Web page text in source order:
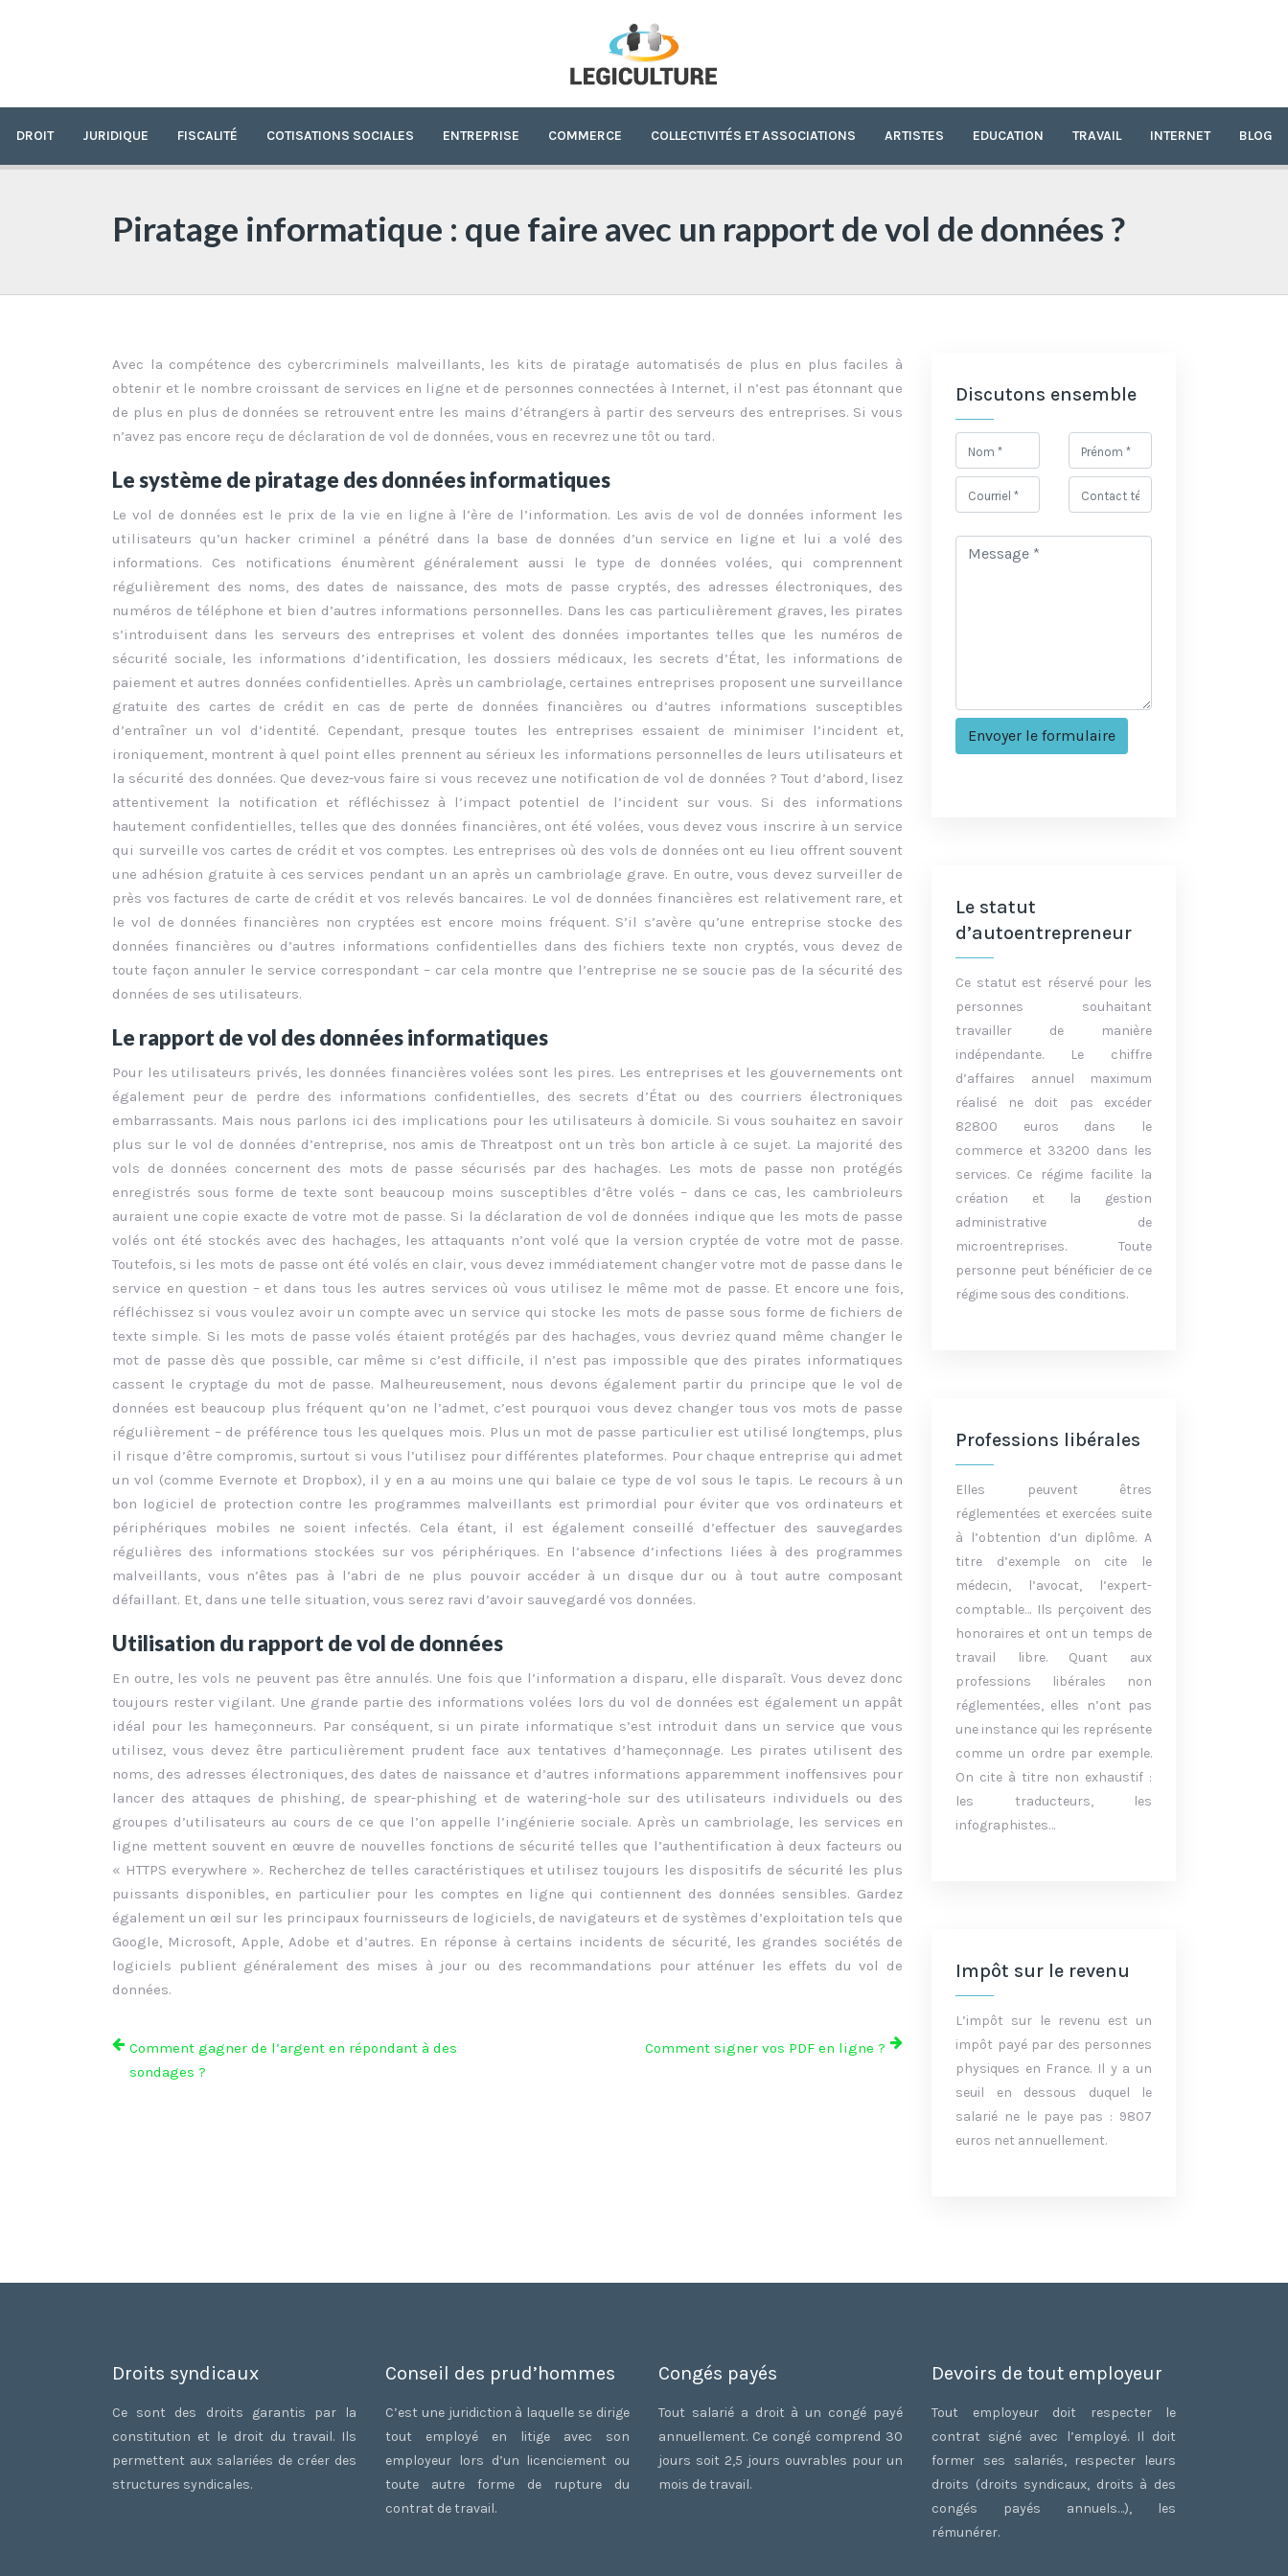
DROIT JURIDIQUE FISCALITÉ COTISATIONS SOCIALES ENTREPRISE COMMERCE COLLECTIVITÉS ET ASSOCIATIONS ARTISTES EDUCATION TRAVAIL INTERNET BLOG
Piratage informatique : que faire avec un rapport de vol de données ?
Avec la compétence des cybercriminels malveillants, les kits de piratage automatisés de plus en plus faciles à
obtenir et le nombre croissant de services en ligne et de personnes connectées à Internet, il n’est pas étonnant que
de plus en plus de données se retrouvent entre les mains d’étrangers à partir des serveurs des entreprises. Si vous
n’avez pas encore reçu de déclaration de vol de données, vous en recevrez une tôt ou tard.
Le système de piratage des données informatiques
Le vol de données est le prix de la vie en ligne à l’ère de l’information. Les avis de vol de données informent les
utilisateurs qu’un hacker criminel a pénétré dans la base de données d’un service en ligne et lui a volé des
informations. Ces notifications énumèrent généralement aussi le type de données volées, qui comprennent
régulièrement des noms, des dates de naissance, des mots de passe cryptés, des adresses électroniques, des
numéros de téléphone et bien d’autres informations personnelles. Dans les cas particulièrement graves, les pirates
s’introduisent dans les serveurs des entreprises et volent des données importantes telles que les numéros de
sécurité sociale, les informations d’identification, les dossiers médicaux, les secrets d’État, les informations de
paiement et autres données confidentielles. Après un cambriolage, certaines entreprises proposent une surveillance
gratuite des cartes de crédit en cas de perte de données financières ou d’autres informations susceptibles
d’entraîner un vol d’identité. Cependant, presque toutes les entreprises essaient de minimiser l’incident et,
ironiquement, montrent à quel point elles prennent au sérieux les informations personnelles de leurs utilisateurs et
la sécurité des données. Que devez-vous faire si vous recevez une notification de vol de données ? Tout d’abord, lisez
attentivement la notification et réfléchissez à l’impact potentiel de l’incident sur vous. Si des informations
hautement confidentielles, telles que des données financières, ont été volées, vous devez vous inscrire à un service
qui surveille vos cartes de crédit et vos comptes. Les entreprises où des vols de données ont eu lieu offrent souvent
une adhésion gratuite à ces services pendant un an après un cambriolage grave. En outre, vous devez surveiller de
près vos factures de carte de crédit et vos relevés bancaires. Le vol de données financières est relativement rare, et
le vol de données financières non cryptées est encore moins fréquent. S’il s’avère qu’une entreprise stocke des
données financières ou d’autres informations confidentielles dans des fichiers texte non cryptés, vous devez de
toute façon annuler le service correspondant – car cela montre que l’entreprise ne se soucie pas de la sécurité des
données de ses utilisateurs.
Le rapport de vol des données informatiques
Pour les utilisateurs privés, les données financières volées sont les pires. Les entreprises et les gouvernements ont
également peur de perdre des informations confidentielles, des secrets d’État ou des courriers électroniques
embarrassants. Mais nous parlons ici des implications pour les utilisateurs à domicile. Si vous souhaitez en savoir
plus sur le vol de données d’entreprise, nos amis de Threatpost ont un très bon article à ce sujet. La majorité des
vols de données concernent des mots de passe sécurisés par des hachages. Les mots de passe non protégés
enregistrés sous forme de texte sont beaucoup moins susceptibles d’être volés – dans ce cas, les cambrioleurs
auraient une copie exacte de votre mot de passe. Si la déclaration de vol de données indique que les mots de passe
volés ont été stockés avec des hachages, les attaquants n’ont volé que la version cryptée de votre mot de passe.
Toutefois, si les mots de passe ont été volés en clair, vous devez immédiatement changer votre mot de passe dans le
service en question – et dans tous les autres services où vous utilisez le même mot de passe. Et encore une fois,
réfléchissez si vous voulez avoir un compte avec un service qui stocke les mots de passe sous forme de fichiers de
texte simple. Si les mots de passe volés étaient protégés par des hachages, vous devriez quand même changer le
mot de passe dès que possible, car même si c’est difficile, il n’est pas impossible que des pirates informatiques
cassent le cryptage du mot de passe. Malheureusement, nous devons également partir du principe que le vol de
données est beaucoup plus fréquent qu’on ne l’admet, c’est pourquoi vous devez changer tous vos mots de passe
régulièrement – de préférence tous les quelques mois. Plus un mot de passe particulier est utilisé longtemps, plus
il risque d’être compromis, surtout si vous l’utilisez pour différentes plateformes. Pour chaque entreprise qui admet
un vol (comme Evernote et Dropbox), il y en a au moins une qui balaie ce type de vol sous le tapis. Le recours à un
bon logiciel de protection contre les programmes malveillants est primordial pour éviter que vos ordinateurs et
périphériques mobiles ne soient infectés. Cela étant, il est également conseillé d’effectuer des sauvegardes
régulières des informations stockées sur vos périphériques. En l’absence d’infections liées à des programmes
malveillants, vous n’êtes pas à l’abri de ne plus pouvoir accéder à un disque dur ou à tout autre composant
défaillant. Et, dans une telle situation, vous serez ravi d’avoir sauvegardé vos données.
Utilisation du rapport de vol de données
En outre, les vols ne peuvent pas être annulés. Une fois que l’information a disparu, elle disparaît. Vous devez donc
toujours rester vigilant. Une grande partie des informations volées lors du vol de données est également un appât
idéal pour les hameçonneurs. Par conséquent, si un pirate informatique s’est introduit dans un service que vous
utilisez, vous devez être particulièrement prudent face aux tentatives d’hameçonnage. Les pirates utilisent des
noms, des adresses électroniques, des dates de naissance et d’autres informations apparemment inoffensives pour
lancer des attaques de phishing, de spear-phishing et de watering-hole sur des utilisateurs individuels ou des
groupes d’utilisateurs au cours de ce que l’on appelle l’ingénierie sociale. Après un cambriolage, les services en
ligne mettent souvent en œuvre de nouvelles fonctions de sécurité telles que l’authentification à deux facteurs ou
« HTTPS everywhere ». Recherchez de telles caractéristiques et utilisez toujours les dispositifs de sécurité les plus
puissants disponibles, en particulier pour les comptes en ligne qui contiennent des données sensibles. Gardez
également un œil sur les principaux fournisseurs de logiciels, de navigateurs et de systèmes d’exploitation tels que
Google, Microsoft, Apple, Adobe et d’autres. En réponse à certains incidents de sécurité, les grandes sociétés de
logiciels publient généralement des mises à jour ou des recommandations pour atténuer les effets du vol de
données.
Comment gagner de l’argent en répondant à des
sondages ?
Comment signer vos PDF en ligne ?
Discutons ensemble
Le statut
d’autoentrepreneur
Ce statut est réservé pour les
personnes souhaitant
travailler de manière
indépendante. Le chiffre
d’affaires annuel maximum
réalisé ne doit pas excéder
82800 euros dans le
commerce et 33200 dans les
services. Ce régime facilite la
création et la gestion
administrative de
microentreprises. Toute
personne peut bénéficier de ce
régime sous des conditions.
Professions libérales
Elles peuvent êtres
réglementées et exercées suite
à l’obtention d’un diplôme. A
titre d’exemple on cite le
médecin, l’avocat, l’expert-
comptable… Ils perçoivent des
honoraires et ont un temps de
travail libre. Quant aux
professions libérales non
réglementées, elles n’ont pas
une instance qui les représente
comme un ordre par exemple.
On cite à titre non exhaustif :
les traducteurs, les
infographistes…
Impôt sur le revenu
L’impôt sur le revenu est un
impôt payé par des personnes
physiques en France. Il y a un
seuil en dessous duquel le
salarié ne le paye pas : 9807
euros net annuellement.
Droits syndicaux
Ce sont des droits garantis par la
constitution et le droit du travail. Ils
permettent aux salariées de créer des
structures syndicales.
Conseil des prud’hommes
C’est une juridiction à laquelle se dirige
tout employé en litige avec son
employeur lors d’un licenciement ou
toute autre forme de rupture du
contrat de travail.
Congés payés
Tout salarié a droit à un congé payé
annuellement. Ce congé comprend 30
jours soit 2,5 jours ouvrables pour un
mois de travail.
Devoirs de tout employeur
Tout employeur doit respecter le
contrat signé avec l’employé. Il doit
former ses salariés, respecter leurs
droits (droits syndicaux, droits à des
congés payés annuels…), les
rémunérer.